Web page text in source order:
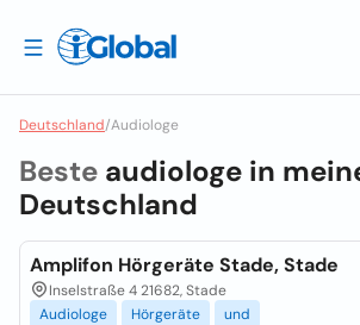
Deutschland/Audiologe
Beste audiologe in
Deutschland
Amplifon Hörgeräte Stade, Stade
Inselstraße 4 21682, Stade
Audiologe
Hörgeräte und